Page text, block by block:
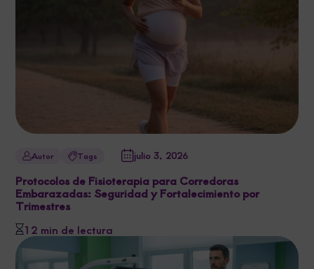
Autor Tags julio 3, 2026
Protocolos de Fisioterapia para Corredoras
Embarazadas: Seguridad y Fortalecimiento por
Trimestres
12 min de lectura